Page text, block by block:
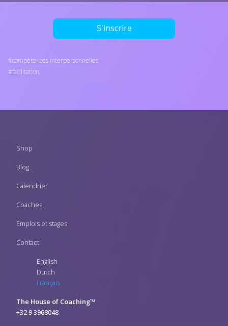
S'inscrire
compétences interpersonnelles
facilitation
Footer
Shop
Blog
Calendrier
Coaches
Emplois et stages
Contact
English
Dutch
Français
The House of Coaching™
+32 9 3968048